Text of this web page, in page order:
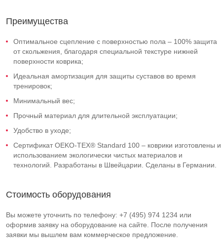
Преимущества
Оптимальное сцепление с поверхностью пола – 100% защита
от скольжения, благодаря специальной текстуре нижней
поверхности коврика;
Идеальная амортизация для защиты суставов во время
тренировок;
Минимальный вес;
Прочный материал для длительной эксплуатации;
Удобство в уходе;
Сертификат OEKO-TEX® Standard 100 – коврики изготовлены и
использованием экологически чистых материалов и
технологий. Разработаны в Швейцарии. Сделаны в Германии.
Стоимость оборудования
Вы можете уточнить по телефону: +7 (495) 974 1234 или
оформив заявку на оборудование на сайте. После получения
заявки мы вышлем вам коммерческое предложение.